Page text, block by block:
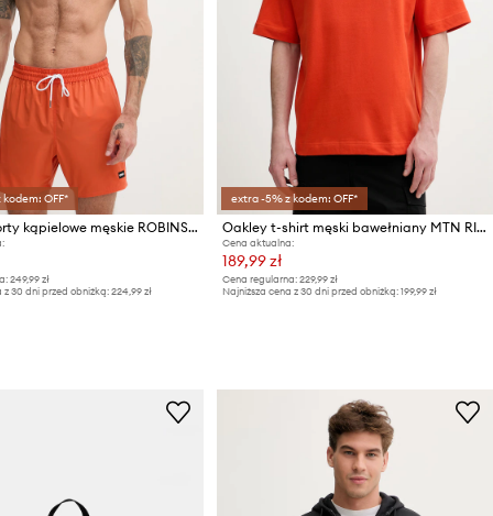
OFF*
Oakley szorty kąpielowe męskie ROBINSON
249,99 zł
z 30 dni przed obniżką: 224,99 zł
extra -5% z kodem: OFF*
Oakley t-shirt męski bawełniany MTN RIDGE
Cena aktualna:
189,99 zł
Cena regularna: 229,99 zł
Najniższa cena z 30 dni przed obniżką: 199,99 zł